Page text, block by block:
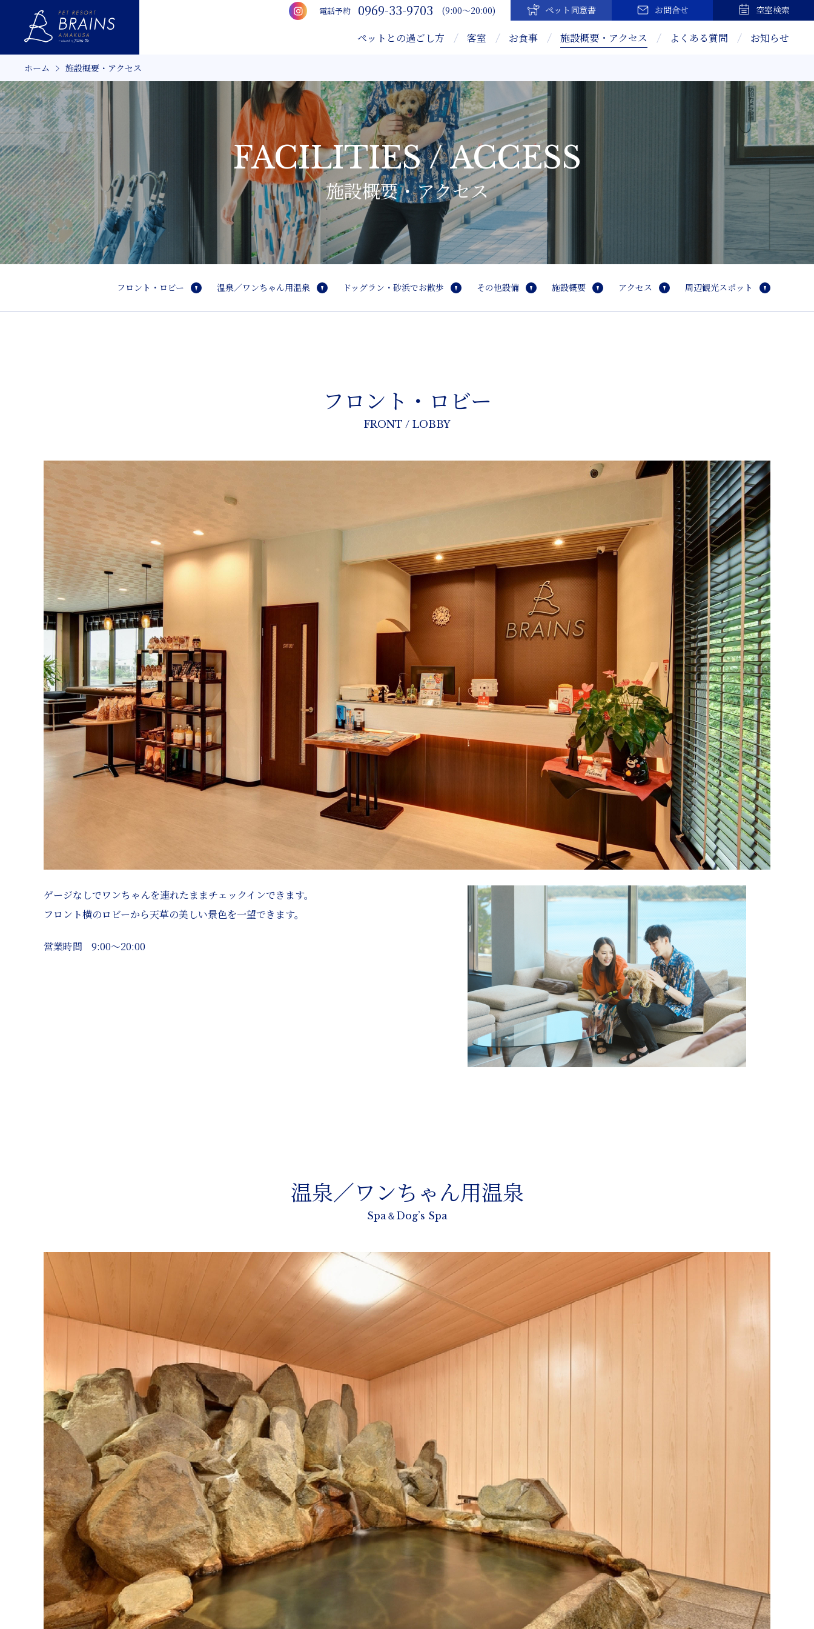
電話予約 0969-33-9703 (9:00～20:00) ペット 同意書 お問合せ 空室検索
ペットとの過ごし方 客室 お食事 施設概要・アクセス よくある質問 お知らせ
ホーム 施設概要・アクセス
FACILITIES / ACCESS
施設概要・アクセス
フロント・ロビー 温泉／ワンちゃん用温泉 ドッグラン・砂浜でお散歩 その他設備 施設概要 アクセス 周辺観光スポット
フロント・ロビー
FRONT / LOBBY
ゲージなしでワンちゃんを連れたままチェックインできます。
フロント横のロビーから天草の美しい景色を一望できます。
営業時間 9:00～20:00
温泉／ワンちゃん用温泉
Spa＆Dog’s Spa